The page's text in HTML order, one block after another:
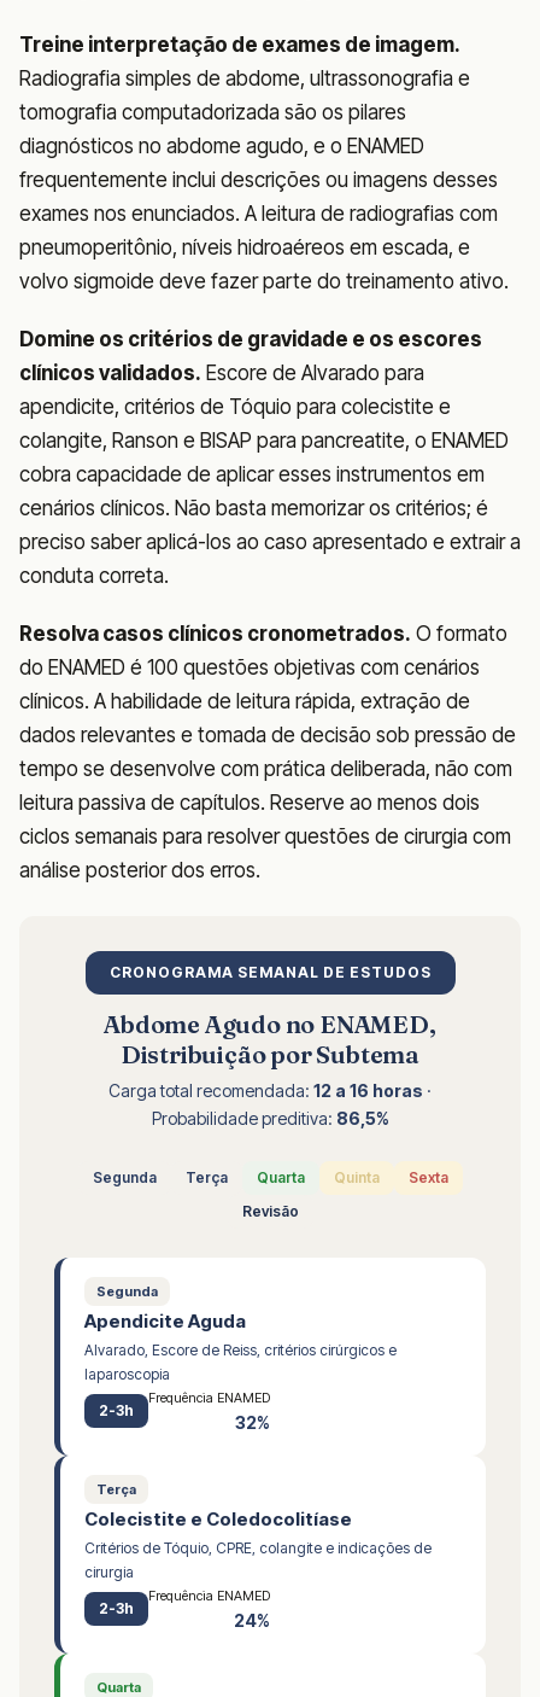
Treine interpretação de exames de imagem.
Radiografia simples de abdome, ultrassonografia e
tomografia computadorizada são os pilares
diagnósticos no abdome agudo, e o ENAMED
frequentemente inclui descrições ou imagens desses
exames nos enunciados. A leitura de radiografias com
pneumoperitônio, níveis hidroaéreos em escada, e
volvo sigmoide deve fazer parte do treinamento ativo.
Domine os critérios de gravidade e os escores
clínicos validados. Escore de Alvarado para
apendicite, critérios de Tóquio para colecistite e
colangite, Ranson e BISAP para pancreatite, o ENAMED
cobra capacidade de aplicar esses instrumentos em
cenários clínicos. Não basta memorizar os critérios; é
preciso saber aplicá-los ao caso apresentado e extrair a
conduta correta.
Resolva casos clínicos cronometrados. O formato
do ENAMED é 100 questões objetivas com cenários
clínicos. A habilidade de leitura rápida, extração de
dados relevantes e tomada de decisão sob pressão de
tempo se desenvolve com prática deliberada, não com
leitura passiva de capítulos. Reserve ao menos dois
ciclos semanais para resolver questões de cirurgia com
análise posterior dos erros.
CRONOGRAMA SEMANAL DE ESTUDOS
Abdome Agudo no ENAMED,
Distribuição por Subtema
Carga total recomendada: 12 a 16 horas ·
Probabilidade preditiva: 86,5%
Segunda Terça Quarta Quinta
Sexta
Revisão
Segunda
Apendicite Aguda
Alvarado, Escore de Reiss, critérios cirúrgicos e
laparoscopia
2-3h
Frequência ENAMED
32%
Terça
Colecistite e Coledocolitíase
Critérios de Tóquio, CPRE, colangite e indicações de
cirurgia
2-3h
Frequência ENAMED
24%
Quarta